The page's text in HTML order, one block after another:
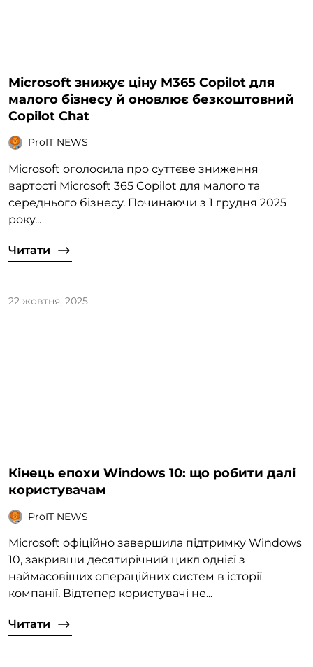
Microsoft знижує ціну M365 Copilot для
малого бізнесу й оновлює безкоштовний
Copilot Chat
ProIT NEWS
Microsoft оголосила про суттєве зниження
вартості Microsoft 365 Copilot для малого та
середнього бізнесу. Починаючи з 1 грудня 2025
року...
Читати
22 жовтня, 2025
Кінець епохи Windows 10: що робити далі
користувачам
ProIT NEWS
Microsoft офіційно завершила підтримку Windows
10, закривши десятирічний цикл однієї з
наймасовіших операційних систем в історії
компанії. Відтепер користувачі не...
Читати